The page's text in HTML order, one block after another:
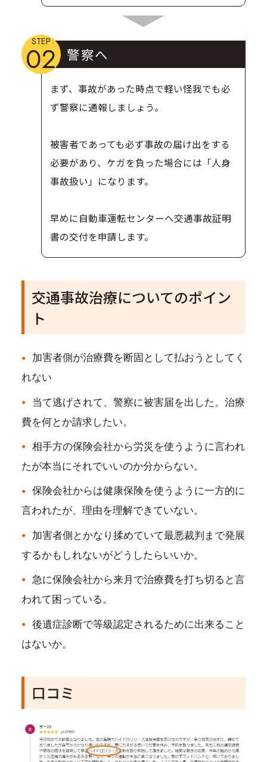
STEP
02 警察へ
まず、事故があった時点で軽い怪我でも必
ず警察に通報しましょう。
被害者であっても必ず事故の届け出をする
必要があり、ケガを負った場合には「人身
事故扱い」になります。
早めに自動車運転センターへ交通事故証明
書の交付を申請します。
交通事故治療についてのポイン
ト
加害者側が治療費を断固として払おうとしてく
れない
当て逃げされて、警察に被害届を出した。治療
費を何とか請求したい。
相手方の保険会社から労災を使うように言われ
たが本当にそれでいいのか分からない。
保険会社からは健康保険を使うように一方的に
言われたが、理由を理解できていない。
加害者側とかなり揉めていて最悪裁判まで発展
するかもしれないがどうしたらいいか。
急に保険会社から来月で治療費を打ち切ると言
われて困っている。
後遺症診断で等級認定されるために出来ること
はないか。
口コミ